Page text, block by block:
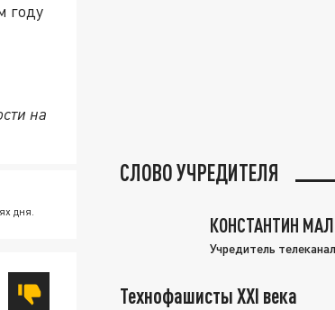
году
на
дня.
СЛОВО УЧРЕДИТЕЛЯ
КОНСТАНТИН
Учредитель
Технофашисты XXI века